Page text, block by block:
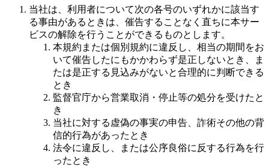
当社は、利用者について次の各号のいずれかに該当す
る事由があるときは、催告することなく直ちに本サー
ビスの解除を行うことができるものとします。
本規約または個別規約に違反し、相当の期間をお
いて催告したにもかかわらず是正しないとき、ま
たは是正する見込みがないと合理的に判断できる
とき
監督官庁から営業取消・停止等の処分を受けたと
き
当社に対する虚偽の事実の申告、詐術その他の背
信的行為があったとき
法令に違反し、または公序良俗に反する行為を行
ったとき